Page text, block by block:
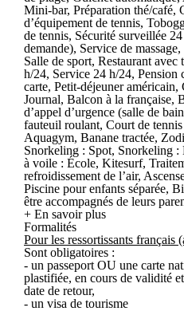
Mini-bar, Préparation thé/café,
d’équipement de tennis,
de tennis, Sécurité surveillée
demande), Service de
Salle de sport, Restaurant avec
h/24, Service 24 h/24, Pension
carte, Petit-déjeuner
Journal, Balcon à la française,
d’appel d’urgence (salle de
fauteuil roulant, Court de
Aquagym, Banane tractée,
Snorkeling : Spot, Snorkeling :
à voile : École, Kitesurf,
refroidissement de l’air,
Piscine pour enfants séparée,
être accompagnés de leurs
+ En savoir plus
Formalités
Pour les ressortissants français
Sont obligatoires :
- un passeport OU une carte
plastifiée, en cours de validité
date de retour,
- un visa de tourisme